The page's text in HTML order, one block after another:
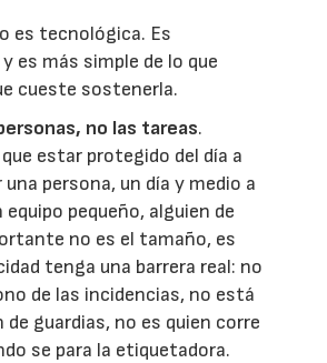
es tecnológica. Es
es más simple de lo que
cueste sostenerla.
no las tareas.
estar protegido del día a
una persona, un día y medio a
equipo pequeño, alguien de
no es el tamaño, es
tenga una barrera real: no
de las incidencias, no está
guardias, no es quien corre
se para la etiquetadora.